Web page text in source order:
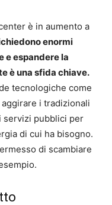
è in aumento a
enormi
e espandere la
è una sfida chiave.
tecnologiche come
i tradizionali
servizi pubblici per
di cui ha bisogno.
di scambiare